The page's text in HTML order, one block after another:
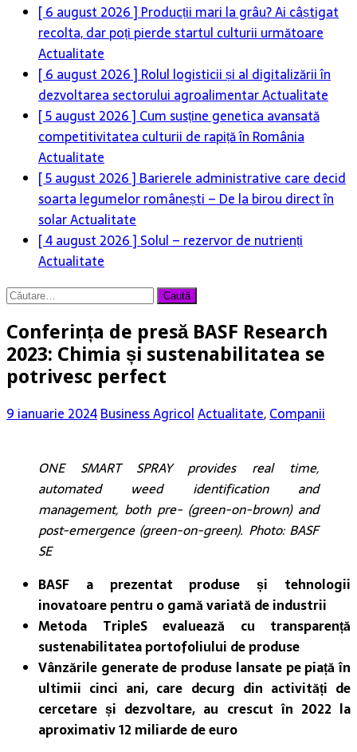
[ 6 august 2026 ] Producții mari la grâu? Ai câștigat
recolta, dar poți pierde startul culturii următoare
Actualitate
[ 6 august 2026 ] Rolul logisticii și al digitalizării în
dezvoltarea sectorului agroalimentarActualitate
[ 5 august 2026 ] Cum susține genetica avansată
competitivitatea culturii de rapiță în România
Actualitate
[ 5 august 2026 ] Barierele administrative care decid
soarta legumelor românești – De la birou direct în
solarActualitate
[ 4 august 2026 ] Solul – rezervor de nutrienți
Actualitate
Caută
Conferința de presă BASF Research
2023: Chimia și sustenabilitatea se
potrivesc perfect
9 ianuarie 2024Business AgricolActualitate,Companii
ONE SMART SPRAY provides real time,
automated weed identification and
management, both pre- (green-on-brown) and
post-emergence (green-on-green). Photo: BASF
SE
BASF a prezentat produse și tehnologii
inovatoare pentru o gamă variată de industrii
Metoda TripleS evaluează cu transparență
sustenabilitatea portofoliului de produse
Vânzările generate de produse lansate pe piață în
ultimii cinci ani, care decurg din activități de
cercetare și dezvoltare, au crescut în 2022 la
aproximativ 12 miliarde de euro